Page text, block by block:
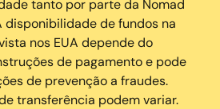
tanto por parte da Nomad
disponibilidade de fundos na
nos EUA depende do
de pagamento e pode
de prevenção a fraudes.
transferência podem variar.